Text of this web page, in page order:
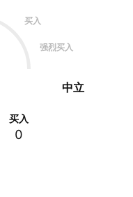
买入
强烈买入
中立
买入
0